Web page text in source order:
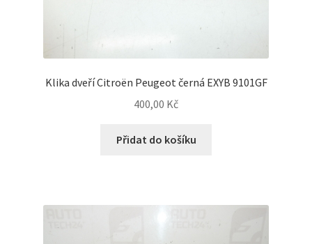
Klika dveří Citroën Peugeot černá EXYB 9101GF
400,00 Kč
Přidat do košíku